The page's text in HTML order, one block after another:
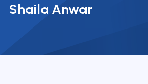
Shaila Anwar